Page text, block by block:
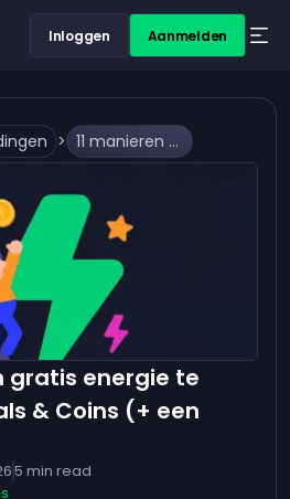
Inloggen Aanmelden
> 11 manieren om gratis energie te krijgen in Animals & Coins (+ een geheime truc)
gratis energie te
& Coins (+ een
5 min read